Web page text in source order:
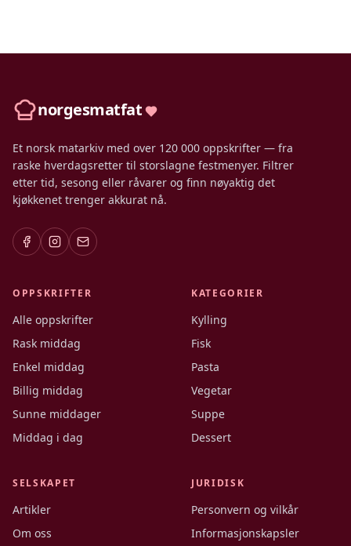
norgesmatfat
Et norsk matarkiv med over 120 000 oppskrifter — fra
raske hverdagsretter til storslagne festmenyer. Filtrer
etter tid, sesong eller råvarer og finn nøyaktig det
kjøkkenet trenger akkurat nå.
OPPSKRIFTER
Alle oppskrifter
Rask middag
Enkel middag
Billig middag
Sunne middager
Middag i dag
KATEGORIER
Kylling
Fisk
Pasta
Vegetar
Suppe
Dessert
SELSKAPET
Artikler
Om oss
JURIDISK
Personvern og vilkår
Informasjonskapsler